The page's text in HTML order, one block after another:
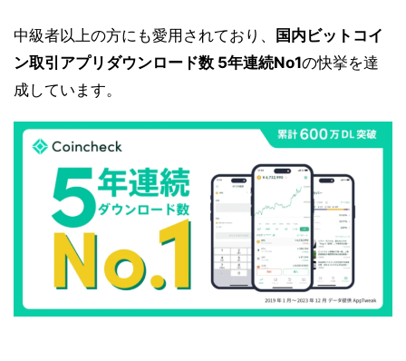
中級者以上の方にも愛用されており、
国内ビットコイ
ン取引アプリダウンロード数 5年連続No1の快挙を達
成しています。